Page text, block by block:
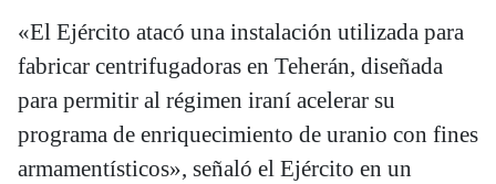
«El Ejército atacó una instalación utilizada para
fabricar centrifugadoras en Teherán, diseñada
para permitir al régimen iraní acelerar su
programa de enriquecimiento de uranio con fines
armamentísticos», señaló el Ejército en un